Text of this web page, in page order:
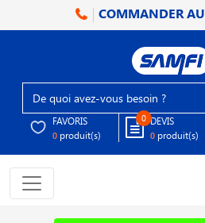
COMMANDER AU
FAVORIS
0 produit(s)
0 DEVIS
0 produit(s)